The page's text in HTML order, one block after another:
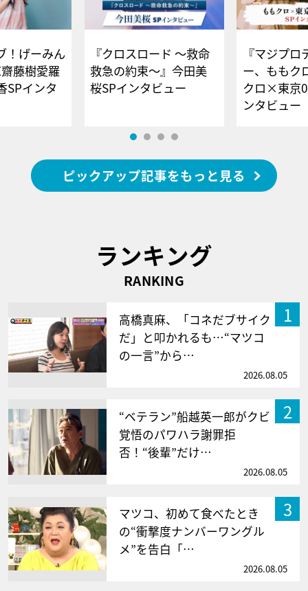
！げーみん
藤樹愛羅
SPインタ
『クロスロード ～救命
救急の約束～』今田美
桜SPインタビュー
『マジプロ
ー、ももク
クロ×東京
ンタビュー
ピックアップ記事をもっと見る
ランキング
RANKING
1
高橋真麻、「コネだブサイク
だ」と叩かれるも…“マツコ
の一言”から…
2026.08.05
2
“ベテラン”船越英一郎がクビ
覚悟のパワハラ謝罪拒
否！“後輩”だけ…
2026.08.05
3
マツコ、初めて食べたとき
の“衝撃度ナンバーワングル
メ”を告白「…
2026.08.05